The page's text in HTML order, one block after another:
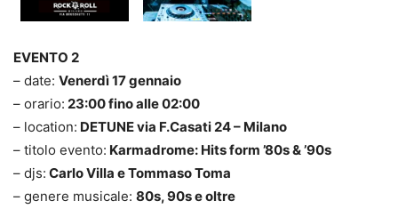
EVENTO 2
– date: Venerdì 17 gennaio
– orario: 23:00 fino alle 02:00
– location: DETUNE via F.Casati 24 – Milano
– titolo evento: Karmadrome: Hits form ’80s & ’90s
– djs: Carlo Villa e Tommaso Toma
– genere musicale: 80s, 90s e oltre